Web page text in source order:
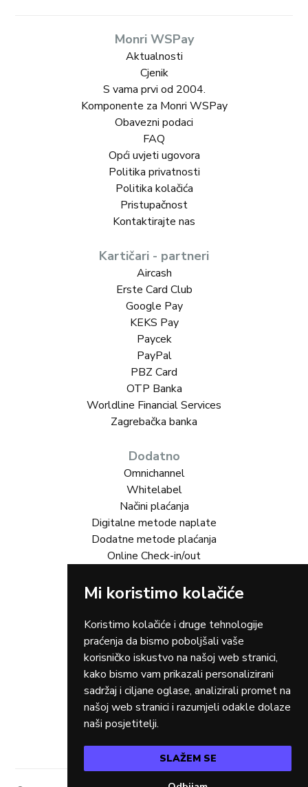
Mi koristimo kolačiće
Koristimo kolačiće i druge tehnologije
praćenja da bismo poboljšali vaše
korisničko iskustvo na našoj web stranici,
kako bismo vam prikazali personalizirani
sadržaj i ciljane oglase, analizirali promet na
našoj web stranici i razumjeli odakle dolaze
naši posjetitelji.
SLAŽEM SE
Monri WSPay
Aktualnosti
Cjenik
S vama prvi od 2004.
Komponente za Monri WSPay
Obavezni podaci
FAQ
Opći uvjeti ugovora
Politika privatnosti
Politika kolačića
Pristupačnost
Kontaktirajte nas
Kartičari - partneri
Aircash
Erste Card Club
Google Pay
KEKS Pay
Paycek
PayPal
PBZ Card
OTP Banka
Worldline Financial Services
Zagrebačka banka
Dodatno
Omnichannel
Whitelabel
Načini plaćanja
Digitalne metode naplate
Dodatne metode plaćanja
Online Check-in/out
Rješenja za vas
Turizam
Gastro
Rent-a-car
Dostava
Zdravstvo
Osiguranja
Taxi